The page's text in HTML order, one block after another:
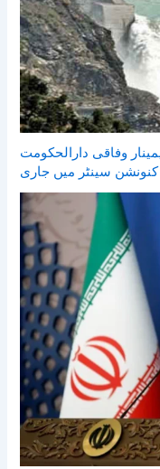
وفاقی دارالحکومت
کنونشن سینٹر میں جاری